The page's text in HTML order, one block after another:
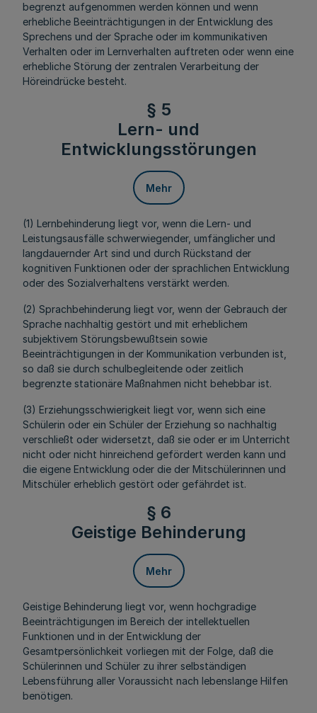
begrenzt aufgenommen werden können und wenn
erhebliche Beeinträchtigungen in der Entwicklung des
Sprechens und der Sprache oder im kommunikativen
Verhalten oder im Lernverhalten auftreten oder wenn eine
erhebliche Störung der zentralen Verarbeitung der
Höreindrücke besteht.
§ 5
Lern- und
Entwicklungsstörungen
Mehr
(1) Lernbehinderung liegt vor, wenn die Lern- und
Leistungsausfälle schwerwiegender, umfänglicher und
langdauernder Art sind und durch Rückstand der
kognitiven Funktionen oder der sprachlichen Entwicklung
oder des Sozialverhaltens verstärkt werden.
(2) Sprachbehinderung liegt vor, wenn der Gebrauch der
Sprache nachhaltig gestört und mit erheblichem
subjektivem Störungsbewußtsein sowie
Beeinträchtigungen in der Kommunikation verbunden ist,
so daß sie durch schulbegleitende oder zeitlich
begrenzte stationäre Maßnahmen nicht behebbar ist.
(3) Erziehungsschwierigkeit liegt vor, wenn sich eine
Schülerin oder ein Schüler der Erziehung so nachhaltig
verschließt oder widersetzt, daß sie oder er im Unterricht
nicht oder nicht hinreichend gefördert werden kann und
die eigene Entwicklung oder die der Mitschülerinnen und
Mitschüler erheblich gestört oder gefährdet ist.
§ 6
Geistige Behinderung
Mehr
Geistige Behinderung liegt vor, wenn hochgradige
Beeinträchtigungen im Bereich der intellektuellen
Funktionen und in der Entwicklung der
Gesamtpersönlichkeit vorliegen mit der Folge, daß die
Schülerinnen und Schüler zu ihrer selbständigen
Lebensführung aller Voraussicht nach lebenslange Hilfen
benötigen.